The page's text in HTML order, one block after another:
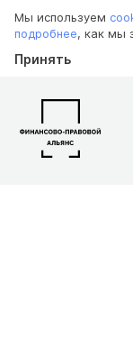
Мы используем
подробнее, как мы
Принять